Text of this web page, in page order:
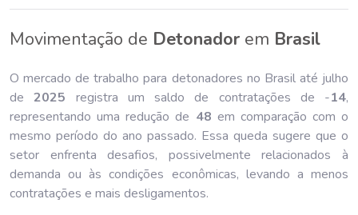
Movimentação de Detonador em Brasil
O mercado de trabalho para detonadores no Brasil até julho
de2025 registra um saldo de contratações de -14,
representando uma redução de 48 em comparação com o
mesmo período do ano passado. Essa queda sugere que o
setor enfrenta desafios, possivelmente relacionados à
demanda ou às condições econômicas, levando a menos
contratações e mais desligamentos.